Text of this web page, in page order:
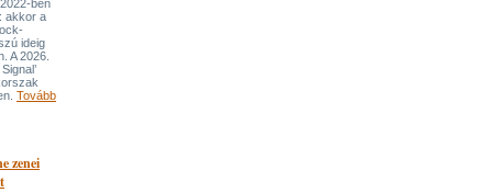
ben
akkor a
ideig
A 2026.
Tovább
zenei